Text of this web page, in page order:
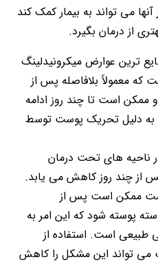
می تواند به بیمار کمک کند
از درمان بگیرد.
ترین عوارض میکرونیدلینگ
که معمولاً بلافاصله پس از
ممکن است تا چند روز ادامه
به دلیل تحریک پوست توسط
ناحیه های تحت درمان
از چند روز کاهش می یابد.
ممکن است پس از
پوسته شود که این امر به
طبیعی است. استفاده از
می تواند این مشکل را کاهش